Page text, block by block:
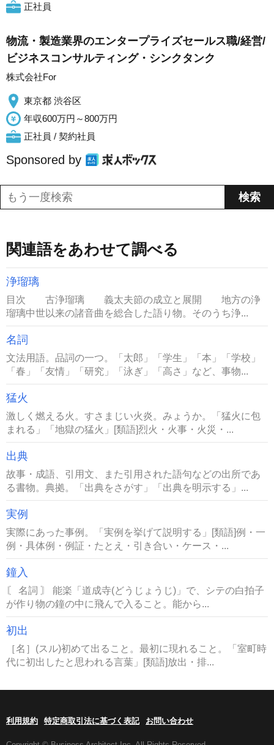
正社員
物流・製造業界のエンタープライズセールス職/経営/
ビジネスコンサルティング・シンクタンク
株式会社For
東京都 渋谷区
年収600万円～800万円
正社員 / 契約社員
Sponsored by
関連語をあわせて調べる
浄瑠璃
目次 古浄瑠璃 義太夫節の成立と展開 地方の浄
瑠璃中世以来の諸音曲を総合した語り物。そのうち浄...
名詞
文法用語。品詞の一つ。「太郎」「学生」「本」「学校」
「春」「友情」「研究」「泳ぎ」「高さ」など、事物...
猛火
激しく燃える火。すさまじい火炎。みょうか。「猛火に包
まれる」「地獄の猛火」[類語]烈火・火事・火災・...
出典
故事・成語、引用文、また引用された語句などの出所であ
る書物。典拠。「出典をさがす」「出典を明示する」...
実例
実際にあった事例。「実例を挙げて説明する」[類語]例・一
例・具体例・例証・たとえ・引き合い・ケース・...
鐘入
〘 名詞 〙 能楽「道成寺(どうじょうじ)」で、シテの白拍子
が作り物の鐘の中に飛んで入ること。能から...
初出
［名］(スル)初めて出ること。最初に現れること。「室町時
代に初出したと思われる言葉」[類語]放出・排...
利用規約 特定商取引法に基づく表記 お問い合わせ